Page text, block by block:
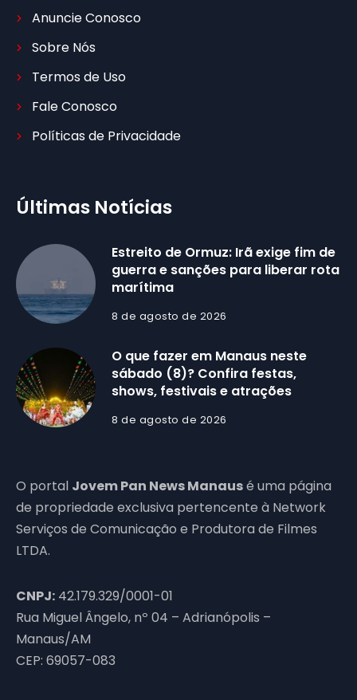
Anuncie Conosco
Sobre Nós
Termos de Uso
Fale Conosco
Políticas de Privacidade
Últimas Notícias
Estreito de Ormuz: Irã exige fim de
guerra e sanções para liberar rota
marítima
8 de agosto de 2026
O que fazer em Manaus neste
sábado (8)? Confira festas,
shows, festivais e atrações
8 de agosto de 2026
O portal Jovem Pan News Manausé uma página
de propriedade exclusiva pertencente à Network
Serviços de Comunicação e Produtora de Filmes
LTDA.
CNPJ: 42.179.329/0001-01
Rua Miguel Ângelo, nº 04 – Adrianópolis –
Manaus/AM
CEP: 69057-083